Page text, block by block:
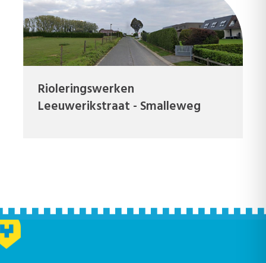
Rioleringswerken
Leeuwerikstraat - Smalleweg